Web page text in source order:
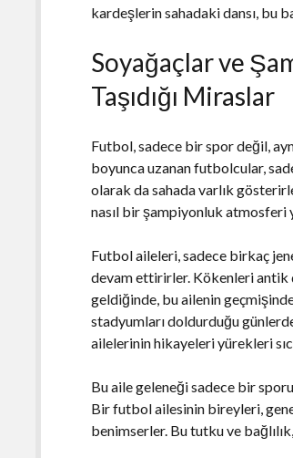
kardeşlerin sahadaki dansı, bu
Soyağaçlar ve
Taşıdığı Miraslar
Futbol, sadece bir spor değil,
boyunca uzanan futbolcular,
olarak da sahada varlık
nasıl bir şampiyonluk atmosferi
Futbol aileleri, sadece birkaç
devam ettirirler. Kökenleri antik
geldiğinde, bu ailenin
stadyumları doldurduğu
ailelerinin hikayeleri yürekleri
Bu aile geleneği sadece bir sporu
Bir futbol ailesinin bireyleri,
benimserler. Bu tutku ve